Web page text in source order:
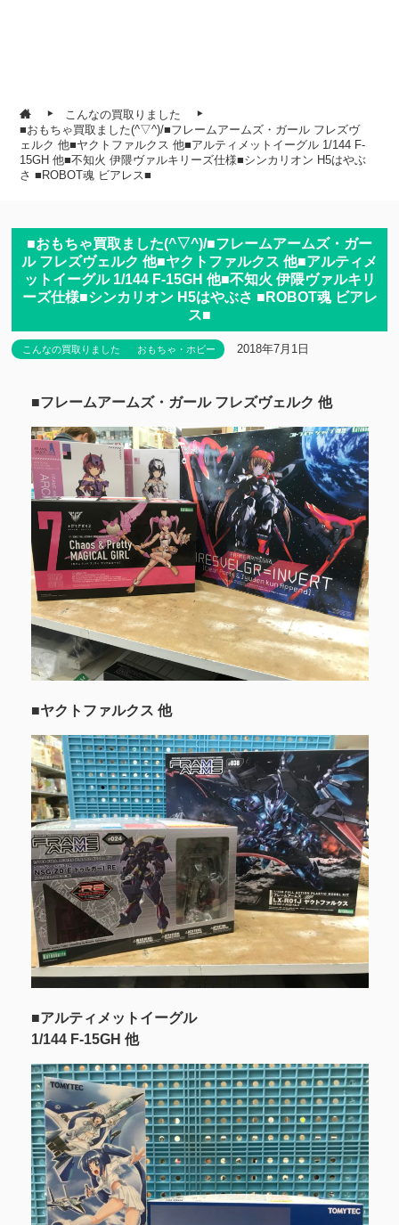
こんなの買取りました
■おもちゃ買取ました(^▽^)/■フレームアームズ・ガール フレズヴ
ェルク 他■ヤクトファルクス 他■アルティメットイーグル 1/144 F-
15GH 他■不知火 伊隈ヴァルキリーズ仕様■シンカリオン H5はやぶ
さ ■ROBOT魂 ビアレス■
■おもちゃ買取ました(^▽^)/■フレームアームズ・ガー
ル フレズヴェルク 他■ヤクトファルクス 他■アルティメ
ットイーグル 1/144 F-15GH 他■不知火 伊隈ヴァルキリ
ーズ仕様■シンカリオン H5はやぶさ ■ROBOT魂 ビアレ
ス■
こんなの買取りました おもちゃ・ホビー 2018年7月1日
■フレームアームズ・ガール フレズヴェルク 他
■ヤクトファルクス 他
■アルティメットイーグル
1/144 F-15GH 他